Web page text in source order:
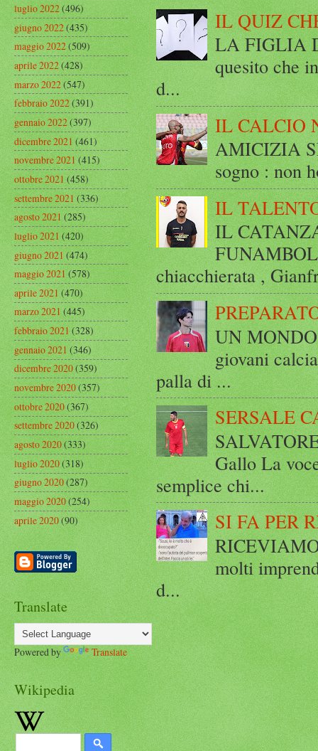
IL QUIZ
LA FIGLIA
quesito che
d...
IL CALCIO
AMICIZIA
sogno : non
IL
IL
chiacchierata ,
UN
giovani
palla di ...
SERSALE
Gallo La
semplice chi...
SI FA PER
molti
d...
luglio 2022(496)
giugno 2022(435)
maggio 2022(509)
aprile 2022(428)
marzo 2022(547)
febbraio 2022(391)
gennaio 2022(397)
dicembre 2021(461)
novembre 2021(415)
ottobre 2021(458)
settembre 2021(336)
agosto 2021(285)
luglio 2021(420)
giugno 2021(474)
maggio 2021(578)
aprile 2021(470)
marzo 2021(445)
febbraio 2021(328)
gennaio 2021(346)
dicembre 2020(359)
novembre 2020(357)
ottobre 2020(367)
settembre 2020(326)
agosto 2020(333)
luglio 2020(318)
giugno 2020(287)
maggio 2020(254)
aprile 2020(90)
Translate
Powered by Translate
Wikipedia